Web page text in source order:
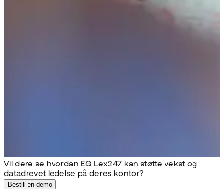
Vil dere se hvordan EG Lex247 kan støtte vekst og
datadrevet ledelse på deres kontor?
Bestill en demo